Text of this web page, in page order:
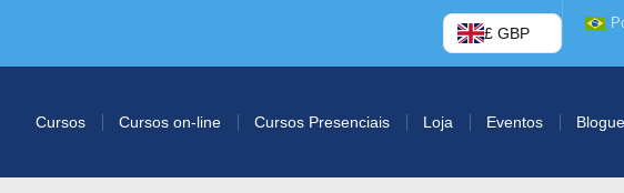
£ GBP
Cursos Cursos on-line Cursos Presenciais Loja Eventos Blogue